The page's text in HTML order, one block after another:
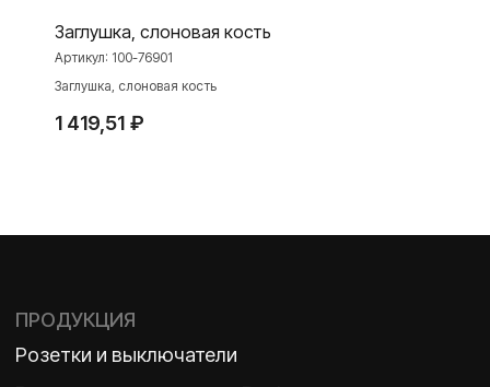
Заглушка, слоновая кость
Артикул: 100-76901
Заглушка, слоновая кость
1 419,51 ₽
О ФАБРИКЕ
История
МАТЕРИАЛЫ
Наше время
Контакты
База знаний
ДЗЕН